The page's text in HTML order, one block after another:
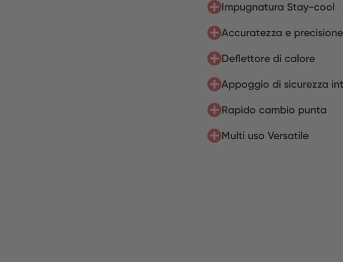
Impugnatura Stay-cool
Accuratezza e precisione
Deflettore di calore
Appoggio di sicurezza
Rapido cambio punta
Multi uso Versatile